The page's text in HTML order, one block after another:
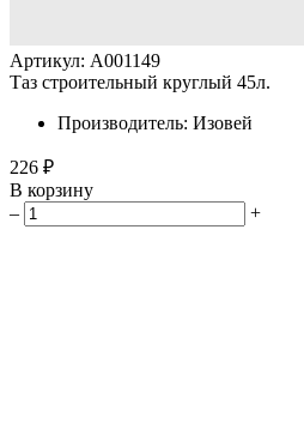
Артикул: A001149
Таз строительный круглый 45л.
Производитель: Изовей
226 ₽
В корзину
–
+